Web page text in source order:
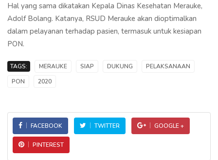
Hal yang sama dikatakan Kepala Dinas Kesehatan Merauke,
Adolf Bolang. Katanya, RSUD Merauke akan dioptimalkan
dalam pelayanan terhadap pasien, termasuk untuk kesiapan
PON.
TAGS: MERAUKE SIAP DUKUNG
PELAKSANAAN
PON
2020
FACEBOOK TWITTER GOOGLE +
PINTEREST